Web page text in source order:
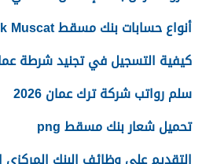
أنواع حسابات بنك مسقط Bank Muscat
كيفية التسجيل في تجنيد شرطة عمان
سلم رواتب شركة ترك عمان 2026
تحميل شعار بنك مسقط png